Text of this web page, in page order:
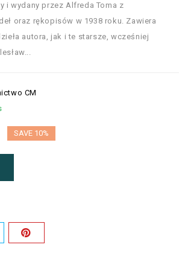
i wydany przez Alfreda Toma z
oraz rękopisów w 1938 roku. Zawiera
autora, jak i te starsze, wcześniej
CM
SAVE 10%